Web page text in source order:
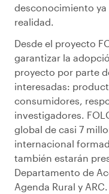
desconocimiento
realidad.
Desde el proyecto
garantizar la
proyecto por parte
interesadas:
consumidores,
investigadores.
global de casi 7
internacional
también estarán
Departamento de
Agenda Rural y